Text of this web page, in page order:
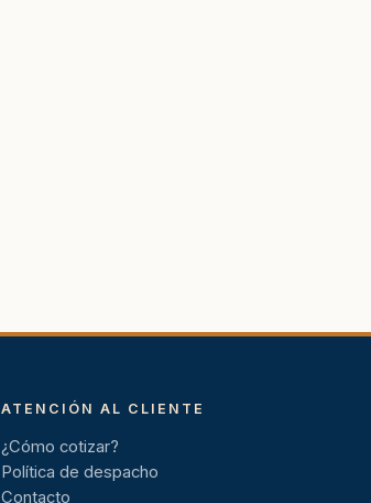
ATENCIÓN AL CLIENTE
¿Cómo cotizar?
Política de despacho
Contacto